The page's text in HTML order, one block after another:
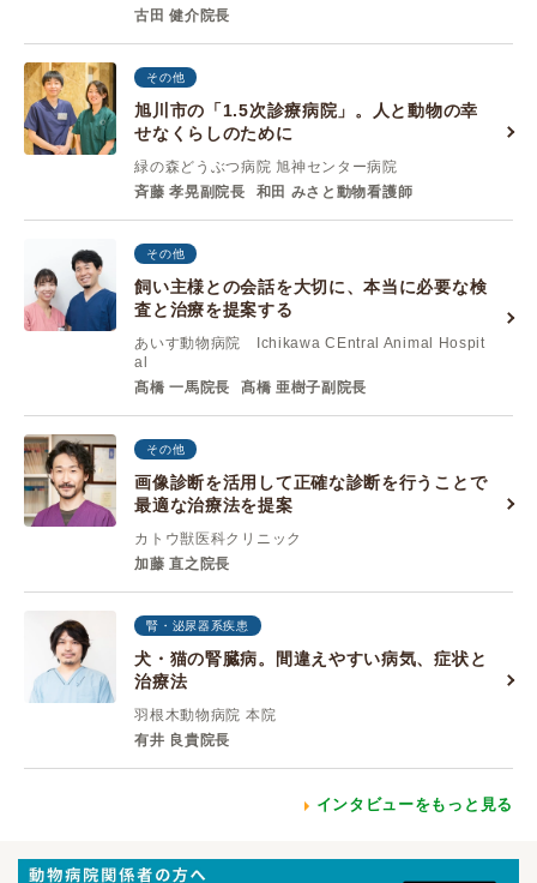
古田 健介院長
その他
旭川市の「1.5次診療病院」。人と動物の幸
せなくらしのために
緑の森どうぶつ病院 旭神センター病院
斉藤 孝晃副院長
和田 みさと動物看護師
その他
飼い主様との会話を大切に、本当に必要な検
査と治療を提案する
あいす動物病院 Ichikawa CEntral Animal Hospit
al
髙橋 一馬院長
髙橋 亜樹子副院長
その他
画像診断を活用して正確な診断を行うことで
最適な治療法を提案
カトウ獣医科クリニック
加藤 直之院長
腎・泌尿器系疾患
犬・猫の腎臓病。間違えやすい病気、症状と
治療法
羽根木動物病院 本院
有井 良貴院長
インタビューをもっと見る